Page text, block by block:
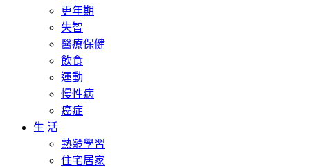
更年期
失智
醫療保健
飲食
運動
慢性病
癌症
生 活
熟齡學習
住宅居家